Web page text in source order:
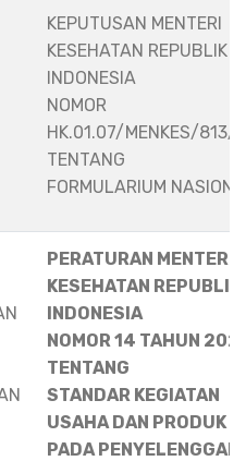
KEPUTUSAN MENTERI
KESEHATAN REPUBLIK
INDONESIA
NOMOR
HK.01.07/MENKES/813/
TENTANG
FORMULARIUM
PERATURAN MENTERI
KESEHATAN REPUBLIK
INDONESIA
NOMOR 14 TAHUN
TENTANG
STANDAR KEGIATAN
USAHA DAN PRODUK
PADA